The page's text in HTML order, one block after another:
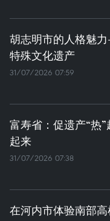
胡志明市的人格魅
特殊文化遗产
31/07/2026 07:59
富寿省：促遗产“热”
起来
31/07/2026 07:38
在河内市体验南部